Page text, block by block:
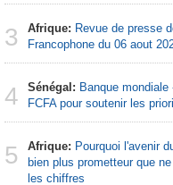
3 Afrique: Revue de presse
Francophone du 06 aout
4 Sénégal: Banque
FCFA pour soutenir les
5 Afrique: Pourquoi l'avenir
bien plus prometteur que
les chiffres